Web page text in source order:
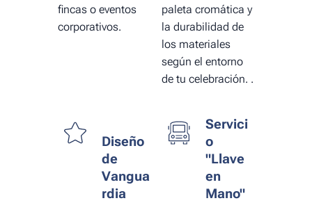
fincas o eventos
corporativos.
paleta cromática y
la durabilidad de
los materiales
según el entorno
de tu celebración. .
Diseño
de
Vangua
rdia
Servici
o
"Llave
en
Mano"